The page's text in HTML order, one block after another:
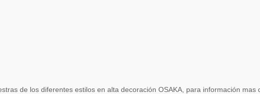
de los diferentes estilos en alta decoración OSAKA, para información mas